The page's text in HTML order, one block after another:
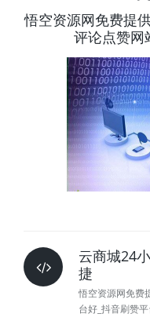
悟空资源网免费提
评论点赞网
云商城24
捷
悟空资源网免费
台好_抖音刷赞